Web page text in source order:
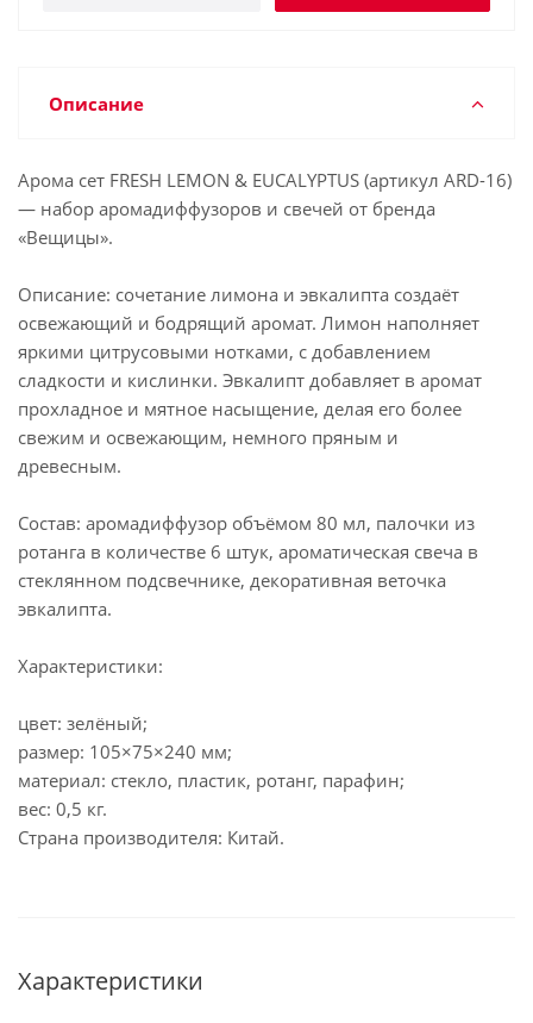
Описание
Арома сет FRESH LEMON & EUCALYPTUS (артикул ARD-16)
— набор аромадиффузоров и свечей от бренда
«Вещицы».
Описание: сочетание лимона и эвкалипта создаёт
освежающий и бодрящий аромат. Лимон наполняет
яркими цитрусовыми нотками, с добавлением
сладкости и кислинки. Эвкалипт добавляет в аромат
прохладное и мятное насыщение, делая его более
свежим и освежающим, немного пряным и
древесным.
Состав: аромадиффузор объёмом 80 мл, палочки из
ротанга в количестве 6 штук, ароматическая свеча в
стеклянном подсвечнике, декоративная веточка
эвкалипта.
Характеристики:
цвет: зелёный;
размер: 105×75×240 мм;
материал: стекло, пластик, ротанг, парафин;
вес: 0,5 кг.
Страна производителя: Китай.
Характеристики